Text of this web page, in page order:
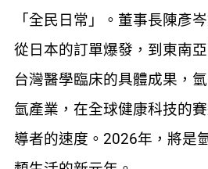
「全民日常」。董事長陳彥
從日本的訂單爆發，到東南
台灣醫學臨床的具體成果，
氫產業，在全球健康科技的
導者的速度。2026年，將是